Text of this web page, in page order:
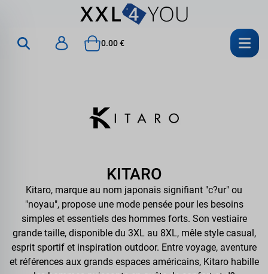
0.00 €
KITARO
Kitaro, marque au nom japonais signifiant "c?ur" ou
"noyau", propose une mode pensée pour les besoins
simples et essentiels des hommes forts. Son vestiaire
grande taille, disponible du 3XL au 8XL, mêle style casual,
esprit sportif et inspiration outdoor. Entre voyage, aventure
et références aux grands espaces américains, Kitaro habille